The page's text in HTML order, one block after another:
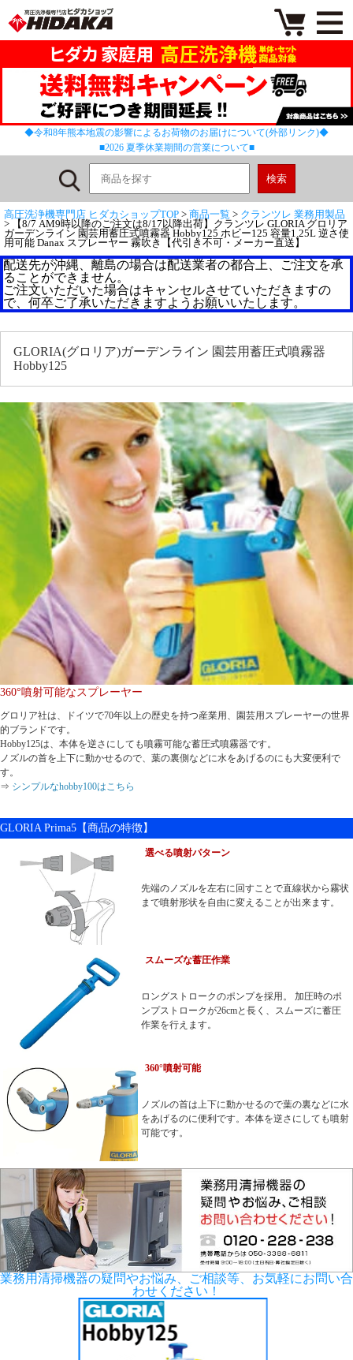
◆令和8年熊本地震の影響によるお荷物のお届けについて(外部リンク)◆
■2026 夏季休業期間の営業について■
高圧洗浄機専門店 ヒダカショップTOP > 商品一覧 > クランツレ 業務用製品
> 【8/7 AM9時以降のご注文は8/17以降出荷】クランツレ GLORIA グロリア
ガーデンライン 園芸用蓄圧式噴霧器 Hobby125 ホビー125 容量1.25L 逆さ使
用可能 Danax スプレーヤー 霧吹き【代引き不可・メーカー直送】
配送先が沖縄、離島の場合は配送業者の都合上、ご注文を承
ることができません。
ご注文いただいた場合はキャンセルさせていただきますの
で、何卒ご了承いただきますようお願いいたします。
GLORIA(グロリア)ガーデンライン 園芸用蓄圧式噴霧器
Hobby125
360°噴射可能なスプレーヤー
グロリア社は、ドイツで70年以上の歴史を持つ産業用、園芸用スプレーヤーの世界
的ブランドです。
Hobby125は、本体を逆さにしても噴霧可能な蓄圧式噴霧器です。
ノズルの首を上下に動かせるので、葉の裏側などに水をあげるのにも大変便利で
す。
⇒ シンプルなhobby100はこちら
GLORIA Prima5【商品の特徴】
選べる噴射パターン
先端のノズルを左右に回すことで直線状から霧状
まで噴射形状を自由に変えることが出来ます。
スムーズな蓄圧作業
ロングストロークのポンプを採用。 加圧時のポ
ンプストロークが26cmと長く、スムーズに蓄圧
作業を行えます。
360°噴射可能
ノズルの首は上下に動かせるので葉の裏などに水
をあげるのに便利です。本体を逆さにしても噴射
可能です。
業務用清掃機器の疑問やお悩み、ご相談等、お気軽にお問い合
わせください！